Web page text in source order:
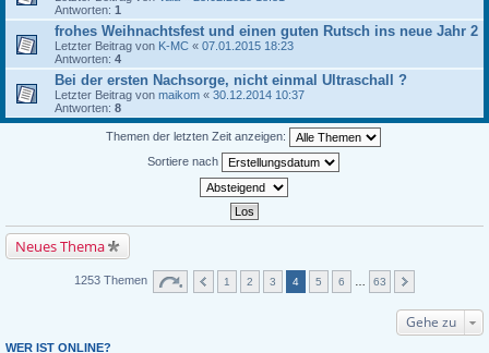
Antworten: 1
frohes Weihnachtsfest und einen guten Rutsch ins neue Jahr 2
Letzter Beitrag von K-MC « 07.01.2015 18:23
Antworten: 4
Bei der ersten Nachsorge, nicht einmal Ultraschall ?
Letzter Beitrag von maikom « 30.12.2014 10:37
Antworten: 8
Themen der letzten Zeit anzeigen:
Sortiere nach
Neues Thema
1253 Themen 1 2 3 4 5 6 63
Gehe zu
WER IST ONLINE?